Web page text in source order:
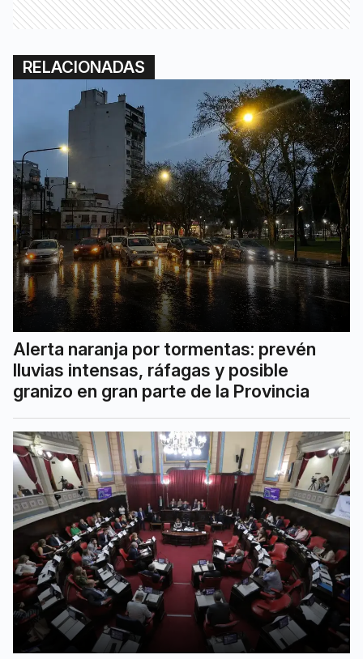
RELACIONADAS
Alerta naranja por tormentas: prevén
lluvias intensas, ráfagas y posible
granizo en gran parte de la Provincia